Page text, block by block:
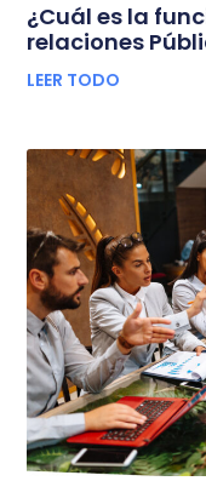
¿Cuál es la
relaciones
LEER TODO